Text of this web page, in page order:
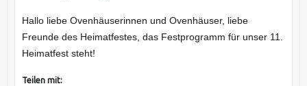
Hallo liebe Ovenhäuserinnen und Ovenhäuser, liebe
Freunde des Heimatfestes, das Festprogramm für unser 11.
Heimatfest steht!
Teilen mit: